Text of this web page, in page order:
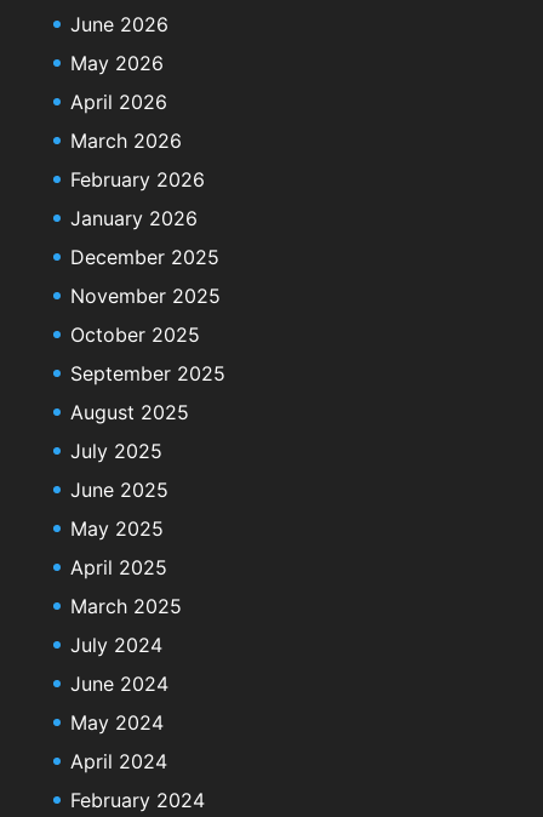
June 2026
May 2026
April 2026
March 2026
February 2026
January 2026
December 2025
November 2025
October 2025
September 2025
August 2025
July 2025
June 2025
May 2025
April 2025
March 2025
July 2024
June 2024
May 2024
April 2024
February 2024